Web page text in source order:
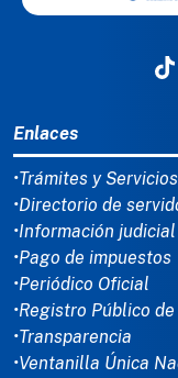
Enlaces
•Trámites y Servicios
•Directorio de
•Información judicial
•Pago de impuestos
•Periódico Oficial
•Registro Público
•Transparencia
•Ventanilla Única